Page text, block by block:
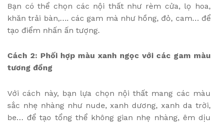
Bạn có thể chọn các nội thất như rèm cửa, lọ hoa,
khăn trải bàn,…. các gam mà như hồng, đỏ, cam… để
tạo điểm nhấn ấn tượng.
Cách 2: Phối hợp màu xanh ngọc với các gam màu
tương đồng
Với cách này, bạn lựa chọn nội thất mang các màu
sắc nhẹ nhàng như nude, xanh dương, xanh da trời,
be… để tạo tổng thể không gian nhẹ nhàng, êm dịu